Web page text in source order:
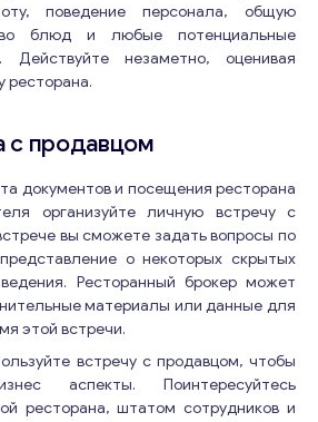
поведение персонала, общую
блюд и любые потенциальные
Действуйте незаметно, оценивая
ресторана.
с продавцом
документов и посещения ресторана
организуйте личную встречу с
вы сможете задать вопросы по
о некоторых скрытых
Ресторанный брокер может
материалы или данные для
этой встречи.
встречу с продавцом, чтобы
аспекты. Поинтересуйтесь
ресторана, штатом сотрудников и